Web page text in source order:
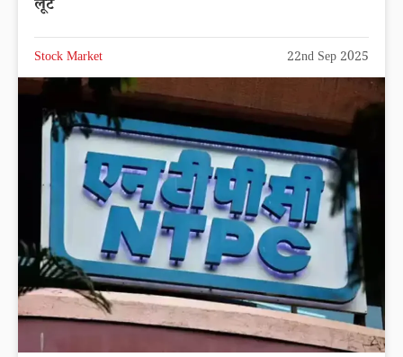
लूट
Stock Market 22nd Sep 2025